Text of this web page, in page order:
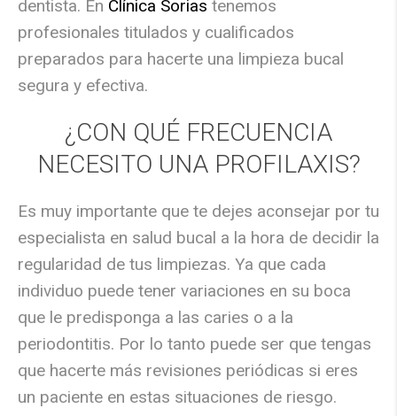
dentista. En Clínica Sorias tenemos
profesionales titulados y cualificados
preparados para hacerte una limpieza bucal
segura y efectiva.
¿CON QUÉ FRECUENCIA
NECESITO UNA PROFILAXIS?
Es muy importante que te dejes aconsejar por tu
especialista en salud bucal a la hora de decidir la
regularidad de tus limpiezas. Ya que cada
individuo puede tener variaciones en su boca
que le predisponga a las caries o a la
periodontitis. Por lo tanto puede ser que tengas
que hacerte más revisiones periódicas si eres
un paciente en estas situaciones de riesgo.